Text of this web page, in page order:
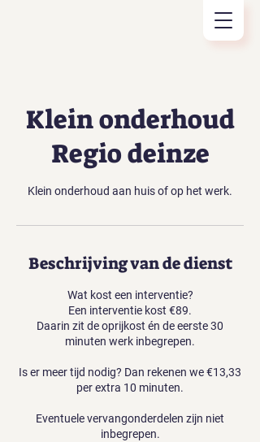
Klein onderhoud
Regio deinze
Beschrijving van de dienst
Wat kost een interventie?
Een interventie kost €89.
Daarin zit de oprijkost én de eerste 30
minuten werk inbegrepen.
Is er meer tijd nodig? Dan rekenen we €13,33
per extra 10 minuten.
Eventuele vervangonderdelen zijn niet
inbegrepen.